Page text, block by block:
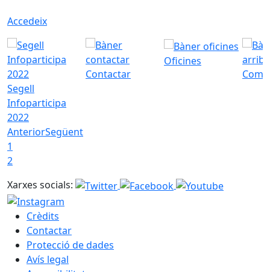
Accedeix
Segell
Infoparticipa
2022
Contactar
Oficines
Com
AnteriorSegüent
1
2
Xarxes socials:
Crèdits
Contactar
Protecció de dades
Avís legal